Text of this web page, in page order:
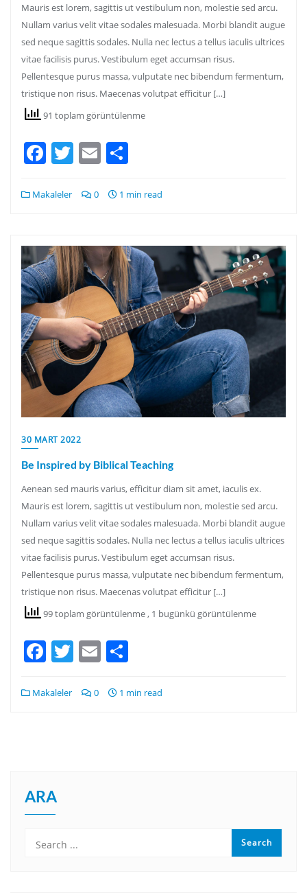
Mauris est lorem, sagittis ut vestibulum non, molestie sed arcu.
Nullam varius velit vitae sodales malesuada. Morbi blandit augue
sed neque sagittis sodales. Nulla nec lectus a tellus iaculis ultrices
vitae facilisis purus. Vestibulum eget accumsan risus.
Pellentesque purus massa, vulputate nec bibendum fermentum,
tristique non risus. Maecenas volutpat efficitur […]
91 toplam görüntülenme
Facebook
Twitter
Email
Makaleler 0 1 min read
30 MART 2022
Be Inspired by Biblical Teaching
Aenean sed mauris varius, efficitur diam sit amet, iaculis ex.
Mauris est lorem, sagittis ut vestibulum non, molestie sed arcu.
Nullam varius velit vitae sodales malesuada. Morbi blandit augue
sed neque sagittis sodales. Nulla nec lectus a tellus iaculis ultrices
vitae facilisis purus. Vestibulum eget accumsan risus.
Pellentesque purus massa, vulputate nec bibendum fermentum,
tristique non risus. Maecenas volutpat efficitur […]
99 toplam görüntülenme, 1 bugünkü görüntülenme
Facebook
Twitter
Email
Makaleler 0 1 min read
ARA